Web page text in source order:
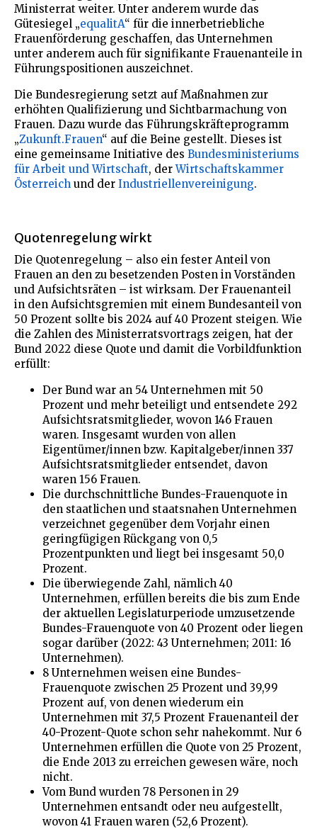
Ministerrat weiter. Unter anderem wurde das
Gütesiegel „equalitA“ für die innerbetriebliche
Frauenförderung geschaffen, das Unternehmen
unter anderem auch für signifikante Frauenanteile in
Führungspositionen auszeichnet.
Die Bundesregierung setzt auf Maßnahmen zur
erhöhten Qualifizierung und Sichtbarmachung von
Frauen. Dazu wurde das Führungskräfteprogramm
„Zukunft.Frauen“ auf die Beine gestellt. Dieses ist
eine gemeinsame Initiative des Bundesministeriums
für Arbeit und Wirtschaft, derWirtschaftskammer
Österreich und der Industriellenvereinigung.
Quotenregelung wirkt
Die Quotenregelung – also ein fester Anteil von
Frauen an den zu besetzenden Posten in Vorständen
und Aufsichtsräten – ist wirksam. Der Frauenanteil
in den Aufsichtsgremien mit einem Bundesanteil von
50 Prozent sollte bis 2024 auf 40 Prozent steigen. Wie
die Zahlen des Ministerratsvortrags zeigen, hat der
Bund 2022 diese Quote und damit die Vorbildfunktion
erfüllt:
Der Bund war an 54 Unternehmen mit 50
Prozent und mehr beteiligt und entsendete 292
Aufsichtsratsmitglieder, wovon 146 Frauen
waren. Insgesamt wurden von allen
Eigentümer/innen bzw. Kapitalgeber/innen 337
Aufsichtsratsmitglieder entsendet, davon
waren 156 Frauen.
Die durchschnittliche Bundes-Frauenquote in
den staatlichen und staatsnahen Unternehmen
verzeichnet gegenüber dem Vorjahr einen
geringfügigen Rückgang von 0,5
Prozentpunkten und liegt bei insgesamt 50,0
Prozent.
Die überwiegende Zahl, nämlich 40
Unternehmen, erfüllen bereits die bis zum Ende
der aktuellen Legislaturperiode umzusetzende
Bundes-Frauenquote von 40 Prozent oder liegen
sogar darüber (2022: 43 Unternehmen; 2011: 16
Unternehmen).
8 Unternehmen weisen eine Bundes-
Frauenquote zwischen 25 Prozent und 39,99
Prozent auf, von denen wiederum ein
Unternehmen mit 37,5 Prozent Frauenanteil der
40-Prozent-Quote schon sehr nahekommt. Nur 6
Unternehmen erfüllen die Quote von 25 Prozent,
die Ende 2013 zu erreichen gewesen wäre, noch
nicht.
Vom Bund wurden 78 Personen in 29
Unternehmen entsandt oder neu aufgestellt,
wovon 41 Frauen waren (52,6 Prozent).